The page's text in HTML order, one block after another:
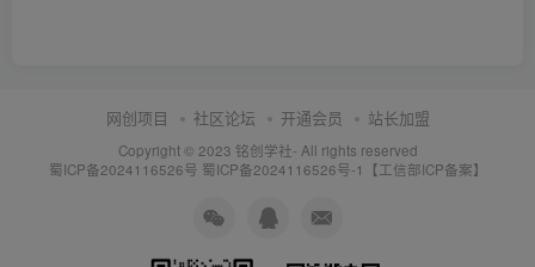
网创项目 社区论坛 开通会员 站长加盟
Copyright © 2023 铭创学社- All rights reserved
蜀ICP备2024116526号 蜀ICP备2024116526号-1【工信部ICP备案】